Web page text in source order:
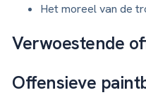
Het moreel van de
Verwoestende
Offensieve